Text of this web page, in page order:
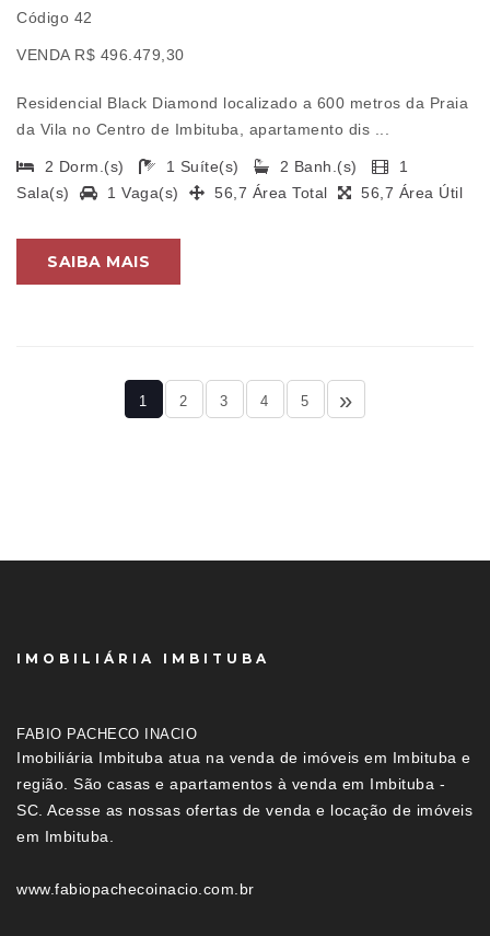
Código 42
VENDA R$ 496.479,30
Residencial Black Diamond localizado a 600 metros da Praia
da Vila no Centro de Imbituba, apartamento dis ...
2 Dorm.(s) 1 Suíte(s) 2 Banh.(s)
1
Sala(s)
1 Vaga(s) 56,7 Área Total 56,7 Área Útil
SAIBA MAIS
1 2 3 4 5 »
IMOBILIÁRIA IMBITUBA
FABIO PACHECO INACIO
Imobiliária Imbituba atua na venda de imóveis em Imbituba e
região. São casas e apartamentos à venda em Imbituba -
SC. Acesse as nossas ofertas de venda e locação de imóveis
em Imbituba.
www.fabiopachecoinacio.com.br